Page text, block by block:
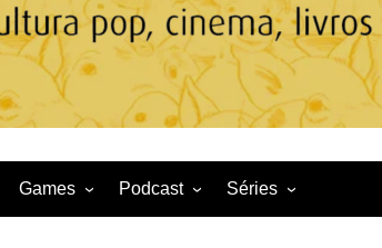
Games Podcast Séries